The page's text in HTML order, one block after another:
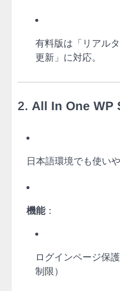
有料版は「リアル
更新」に対応。
2. All In One WP
日本語環境でも使い
機能：
ログインページ保
制限）